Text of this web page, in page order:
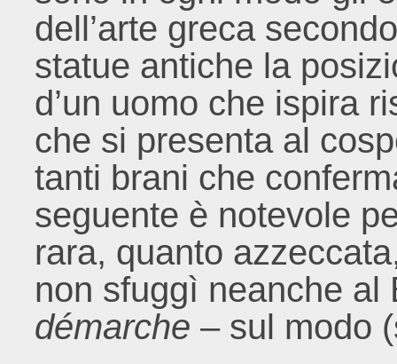
dell’arte greca
statue antiche la
d’un uomo che ispira
che si presenta al
tanti brani che
seguente è notevole
rara, quanto
non sfuggì neanche
démarche – sul modo